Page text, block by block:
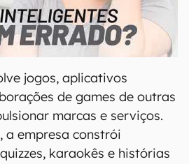
jogos, aplicativos
de games de outras
marcas e serviços.
a empresa constrói
karaokês e histórias